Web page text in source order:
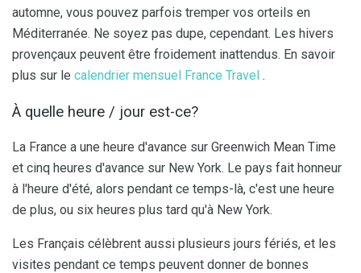
automne, vous pouvez parfois tremper vos orteils en
Méditerranée. Ne soyez pas dupe, cependant. Les hivers
provençaux peuvent être froidement inattendus. En savoir
plus sur le calendrier mensuel France Travel .
À quelle heure / jour est-ce?
La France a une heure d'avance sur Greenwich Mean Time
et cinq heures d'avance sur New York. Le pays fait honneur
à l'heure d'été, alors pendant ce temps-là, c'est une heure
de plus, ou six heures plus tard qu'à New York.
Les Français célèbrent aussi plusieurs jours fériés, et les
visites pendant ce temps peuvent donner de bonnes